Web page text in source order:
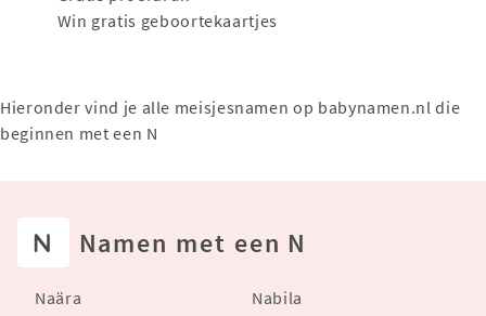
Win gratis geboortekaartjes
Hieronder vind je alle meisjesnamen op babynamen.nl die
beginnen met een N
N Namen met een N
Naära
Nabila